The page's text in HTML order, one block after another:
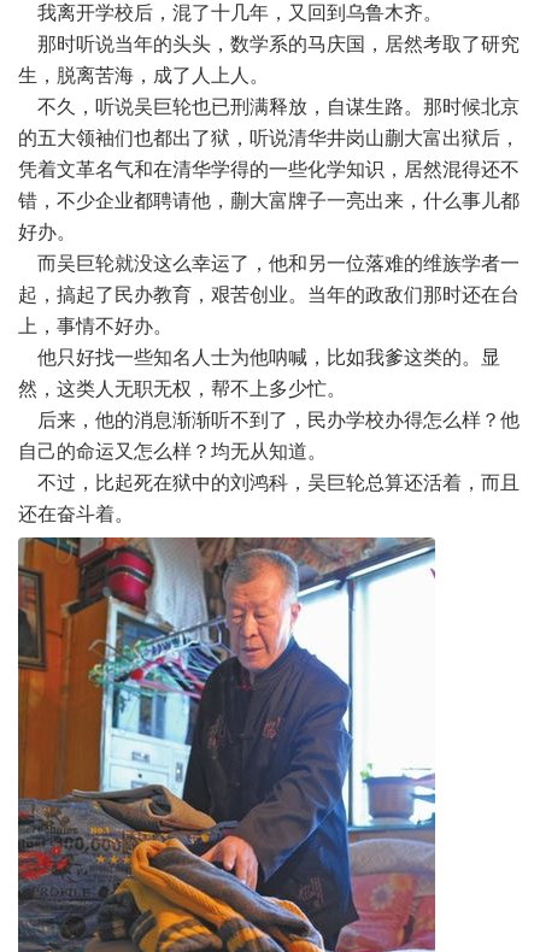
我离开学校后，混了十几年，又回到乌鲁木齐。
那时听说当年的头头，数学系的马庆国，居然考取了研究
生，脱离苦海，成了人上人。
不久，听说吴巨轮也已刑满释放，自谋生路。那时候北京
的五大领袖们也都出了狱，听说清华井岗山蒯大富出狱后，
凭着文革名气和在清华学得的一些化学知识，居然混得还不
错，不少企业都聘请他，蒯大富牌子一亮出来，什么事儿都
好办。
而吴巨轮就没这么幸运了，他和另一位落难的维族学者一
起，搞起了民办教育，艰苦创业。当年的政敌们那时还在台
上，事情不好办。
他只好找一些知名人士为他呐喊，比如我爹这类的。显
然，这类人无职无权，帮不上多少忙。
后来，他的消息渐渐听不到了，民办学校办得怎么样？他
自己的命运又怎么样？均无从知道。
不过，比起死在狱中的刘鸿科，吴巨轮总算还活着，而且
还在奋斗着。